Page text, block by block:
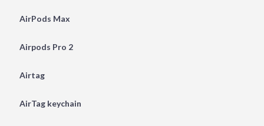
AirPods Max
Airpods Pro 2
Airtag
AirTag keychain